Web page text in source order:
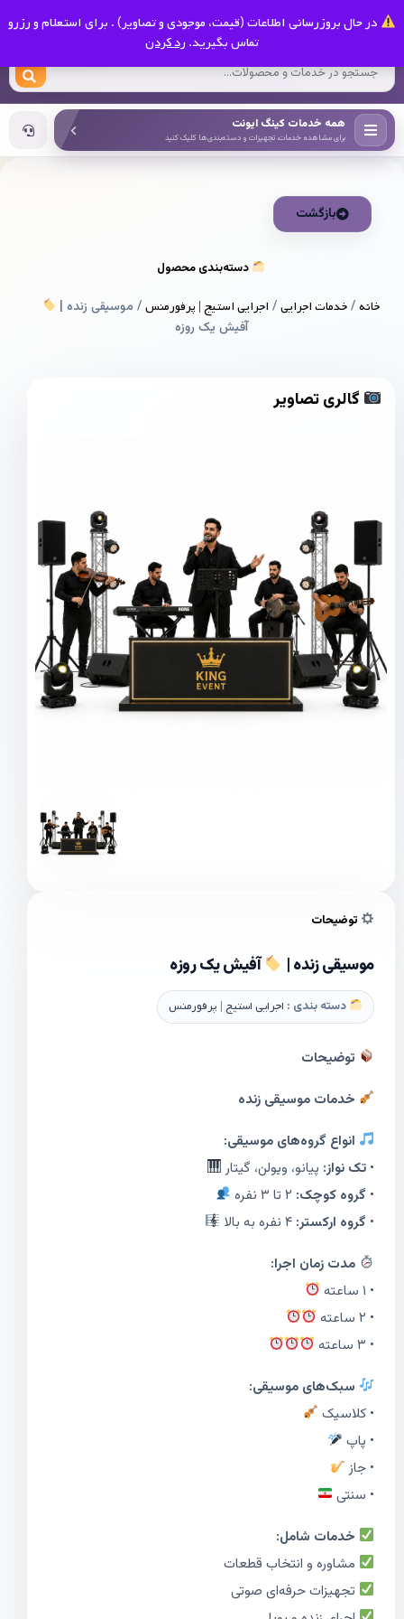
در حال بروزرسانی اطلاعات (قیمت، موجودی و تصاویر) . برای استعلام و رزرو
تماس بگیرید. رد کردن
کینگ ایونت
همه خدمات کینگ ایونت
برای مشاهده خدمات، تجهیزات و دسته‌بندی‌ها کلیک کنید
بازگشت
دسته‌بندی محصول
خانه/خدمات اجرایی/ اجرایی استیج | پرفورمنس/ موسیقی زنده |
آفیش یک روزه
گالری تصاویر
توضیحات
موسیقی زنده | آفیش یک روزه
دسته بندی : اجرایی استیج | پرفورمنس
توضیحات
خدمات موسیقی زنده
انواع گروه‌های موسیقی:
• تک نواز: پیانو، ویولن، گیتار
• گروه کوچک:
• گروه ارکستر:
مدت زمان اجرا:
• ۱ ساعته
• ۲ ساعته
• ۳ ساعته
سبک‌های موسیقی:
• کلاسیک
• پاپ
• جاز
• سنتی
خدمات شامل:
مشاوره و انتخاب قطعات
تجهیزات حرفه‌ای صوتی